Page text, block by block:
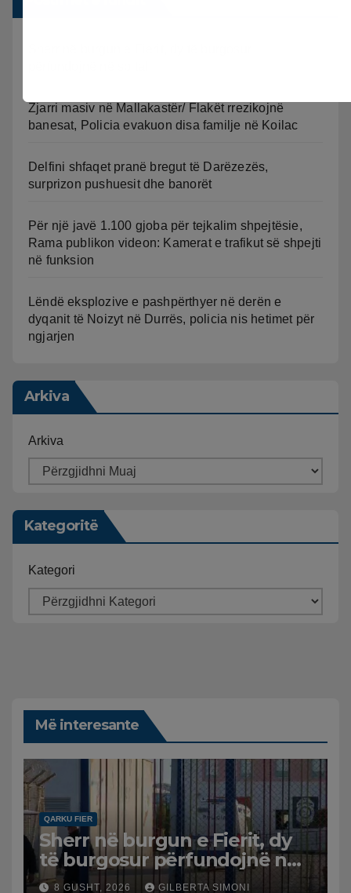
Zjarri masiv në Mallakastër/ Flakët rrezikojnë
banesat, Policia evakuon disa familje në Koilac
Delfini shfaqet pranë bregut të Darëzezës,
surprizon pushuesit dhe banorët
Për një javë 1.100 gjoba për tejkalim shpejtësie,
Rama publikon videon: Kamerat e trafikut së shpejti
në funksion
Lëndë eksplozive e pashpërthyer në derën e
dyqanit të Noizyt në Durrës, policia nis hetimet për
ngjarjen
Arkiva
Arkiva
Kategoritë
Kategori
Më interesante
QARKU FIER
Sherr në burgun e Fierit, dy
të burgosur përfundojnë në
spital
8 GUSHT, 2026 GILBERTA SIMONI